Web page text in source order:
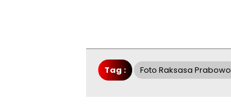
Tag : Foto Raksasa Prabowo